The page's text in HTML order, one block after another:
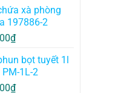
xà phòng
197886-2
₫
bọt tuyết 1l
PM-1L-2
₫